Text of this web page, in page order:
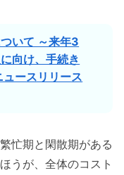
いて ～来年3
向け、手続き
ースリリース
忙期と閑散期がある
うが、全体のコスト